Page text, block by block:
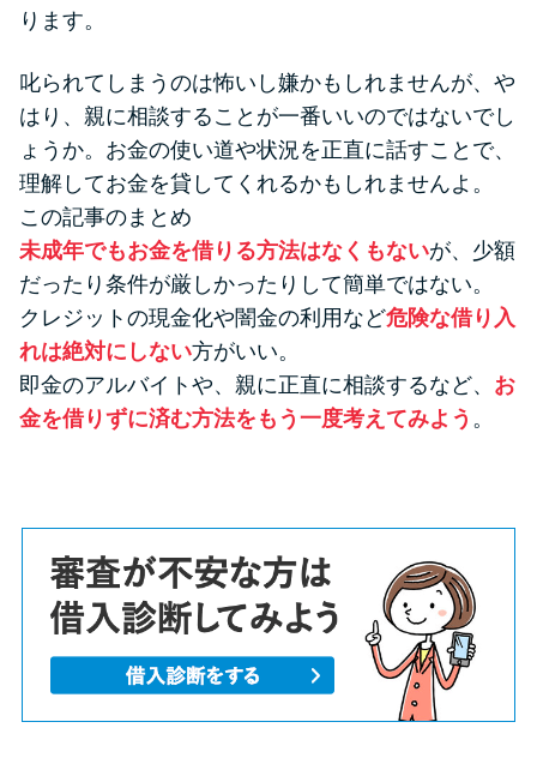
ります。
叱られてしまうのは怖いし嫌かもしれませんが、や
はり、親に相談することが一番いいのではないでし
ょうか。お金の使い道や状況を正直に話すことで、
理解してお金を貸してくれるかもしれませんよ。
この記事のまとめ
未成年でもお金を借りる方法はなくもないが、少額
だったり条件が厳しかったりして簡単ではない。
クレジットの現金化や闇金の利用など危険な借り入
れは絶対にしない方がいい。
即金のアルバイトや、親に正直に相談するなど、 お
金を借りずに済む方法をもう一度考えてみよう 。